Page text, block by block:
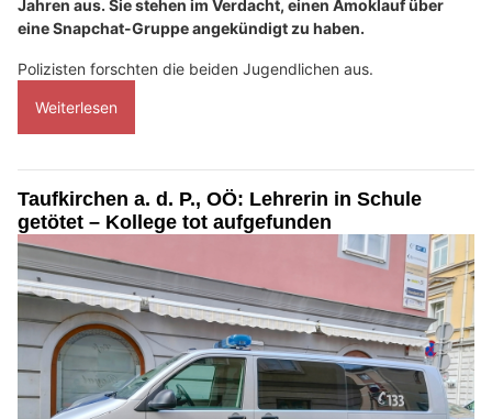
Jahren aus. Sie stehen im Verdacht, einen Amoklauf über
eine Snapchat-Gruppe angekündigt zu haben.
Polizisten forschten die beiden Jugendlichen aus.
Weiterlesen
Taufkirchen a. d. P., OÖ: Lehrerin in Schule
getötet – Kollege tot aufgefunden